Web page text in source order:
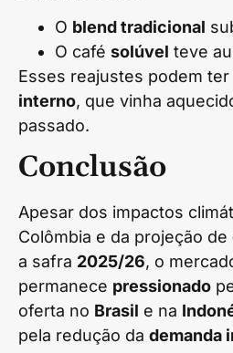
O blend tradicional
O café solúvel teve
Esses reajustes podem
interno, que vinha
passado.
Conclusão
Apesar dos impactos
Colômbia e da projeção de
a safra 2025/26, o
permanece pressionado
oferta no Brasil e na
pela redução da demanda